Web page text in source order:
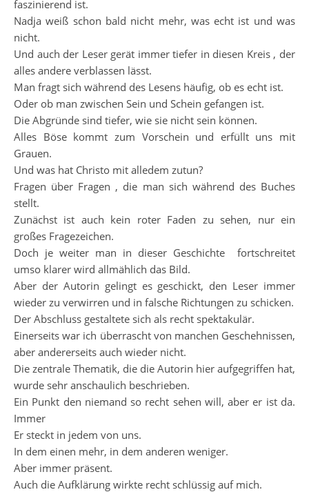
faszinierend ist.
Nadja weiß schon bald nicht mehr, was echt ist und was
nicht.
Und auch der Leser gerät immer tiefer in diesen Kreis , der
alles andere verblassen lässt.
Man fragt sich während des Lesens häufig, ob es echt ist.
Oder ob man zwischen Sein und Schein gefangen ist.
Die Abgründe sind tiefer, wie sie nicht sein können.
Alles Böse kommt zum Vorschein und erfüllt uns mit
Grauen.
Und was hat Christo mit alledem zutun?
Fragen über Fragen , die man sich während des Buches
stellt.
Zunächst ist auch kein roter Faden zu sehen, nur ein
großes Fragezeichen.
Doch je weiter man in dieser Geschichte fortschreitet
umso klarer wird allmählich das Bild.
Aber der Autorin gelingt es geschickt, den Leser immer
wieder zu verwirren und in falsche Richtungen zu schicken.
Der Abschluss gestaltete sich als recht spektakulär.
Einerseits war ich überrascht von manchen Geschehnissen,
aber andererseits auch wieder nicht.
Die zentrale Thematik, die die Autorin hier aufgegriffen hat,
wurde sehr anschaulich beschrieben.
Ein Punkt den niemand so recht sehen will, aber er ist da.
Immer
Er steckt in jedem von uns.
In dem einen mehr, in dem anderen weniger.
Aber immer präsent.
Auch die Aufklärung wirkte recht schlüssig auf mich.